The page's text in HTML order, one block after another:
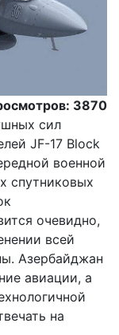
3870
сил
JF-17 Block
военной
спутниковых
очевидно,
всей
Азербайджан
авиации, а
на